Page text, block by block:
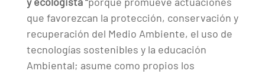
que favorezcan la protección, conservación y
recuperación del Medio Ambiente, el uso de
tecnologías sostenibles y la educación
Ambiental; asume como propios los